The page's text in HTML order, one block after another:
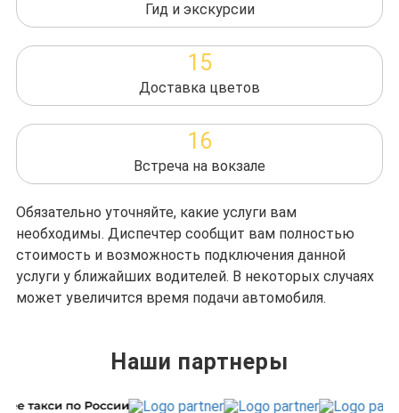
Гид и экскурсии
15
Доставка цветов
16
Встреча на вокзале
Обязательно уточняйте, какие услуги вам
необходимы. Диспечтер сообщит вам полностью
стоимость и возможность подключения данной
услуги у ближайших водителей. В некоторых случаях
может увеличится время подачи автомобиля.
Наши партнеры